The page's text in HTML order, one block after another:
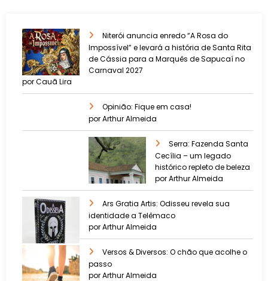
Niterói anuncia enredo “A Rosa do
Impossível” e levará a história de Santa Rita
de Cássia para a Marquês de Sapucaí no
Carnaval 2027
por Cauã Lira
Opinião: Fique em casa!
por Arthur Almeida
Serra: Fazenda Santa
Cecília – um legado
histórico repleto de beleza
por Arthur Almeida
Ars Gratia Artis: Odisseu revela sua
identidade a Telêmaco
por Arthur Almeida
Versos & Diversos: O chão que acolhe o
passo
por Arthur Almeida